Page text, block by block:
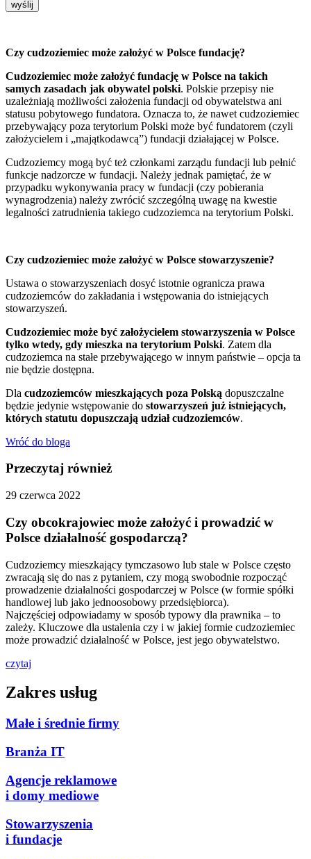
wyślij
Czy cudzoziemiec może założyć w Polsce fundację?
Cudzoziemiec może założyć fundację w Polsce na takich
samych zasadach jak obywatel polski. Polskie przepisy nie
uzależniają możliwości założenia fundacji od obywatelstwa ani
statusu pobytowego fundatora. Oznacza to, że nawet cudzoziemiec
przebywający poza terytorium Polski może być fundatorem (czyli
założycielem i „majątkodawcą”) fundacji działającej w Polsce.
Cudzoziemcy mogą być też członkami zarządu fundacji lub pełnić
funkcje nadzorcze w fundacji. Należy jednak pamiętać, że w
przypadku wykonywania pracy w fundacji (czy pobierania
wynagrodzenia) należy zwrócić szczególną uwagę na kwestie
legalności zatrudnienia takiego cudzoziemca na terytorium Polski.
Czy cudzoziemiec może założyć w Polsce stowarzyszenie?
Ustawa o stowarzyszeniach dosyć istotnie ogranicza prawa
cudzoziemców do zakładania i wstępowania do istniejących
stowarzyszeń.
Cudzoziemiec może być założycielem stowarzyszenia w Polsce
tylko wtedy, gdy mieszka na terytorium Polski. Zatem dla
cudzoziemca na stałe przebywającego w innym państwie – opcja ta
nie będzie dostępna.
Dla cudzoziemców mieszkających poza Polską dopuszczalne
będzie jedynie wstępowanie do stowarzyszeń już istniejących,
których statutu dopuszczają udział cudzoziemców.
Wróć do bloga
Przeczytaj również
29 czerwca 2022
Czy obcokrajowiec może założyć i prowadzić w
Polsce działalność gospodarczą?
Cudzoziemcy mieszkający tymczasowo lub stale w Polsce często
zwracają się do nas z pytaniem, czy mogą swobodnie rozpocząć
prowadzenie działalności gospodarczej w Polsce (w formie spółki
handlowej lub jako jednoosobowy przedsiębiorca).
Najczęściej odpowiadamy w sposób typowy dla prawnika – to
zależy. Kluczowe dla ustalenia czy i w jakiej formie cudzoziemiec
może prowadzić działalność w Polsce, jest jego obywatelstwo.
czytaj
Zakres usług
Małe i średnie firmy
Branża IT
Agencje reklamowe
i domy mediowe
Stowarzyszenia
i fundacje